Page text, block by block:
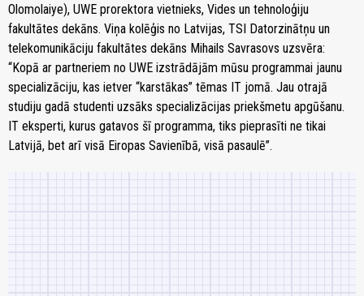
Olomolaiye), UWE prorektora vietnieks, Vides un tehnoloģiju
fakultātes dekāns. Viņa kolēģis no Latvijas, TSI Datorzinātņu un
telekomunikāciju fakultātes dekāns Mihails Savrasovs uzsvēra:
“Kopā ar partneriem no UWE izstrādājām mūsu programmai jaunu
specializāciju, kas ietver “karstākas” tēmas IT jomā. Jau otrajā
studiju gadā studenti uzsāks specializācijas priekšmetu apgūšanu.
IT eksperti, kurus gatavos šī programma, tiks pieprasīti ne tikai
Latvijā, bet arī visā Eiropas Savienībā, visā pasaulē”.